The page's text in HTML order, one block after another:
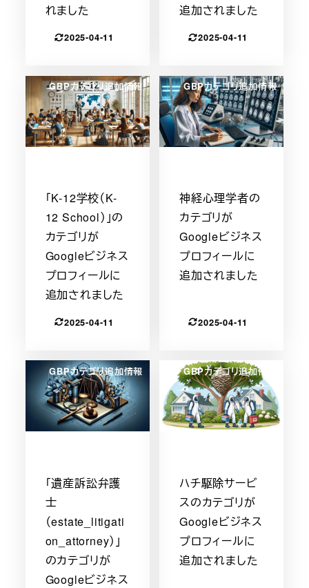
れました
2025-04-11
追加されました
2025-04-11
GBPカテゴリ追加情報
「K-12学校（K-
12 School）」の
カテゴリが
Googleビジネス
プロフィールに
追加されました
2025-04-11
GBPカテゴリ追加情報
神経心理学者の
カテゴリが
Googleビジネス
プロフィールに
追加されました
2025-04-11
GBPカテゴリ追加情報
「遺産訴訟弁護
士
（estate_litigati
on_attorney）」
のカテゴリが
Googleビジネス
GBPカテゴリ追加情報
ハチ駆除サービ
スのカテゴリが
Googleビジネス
プロフィールに
追加されました